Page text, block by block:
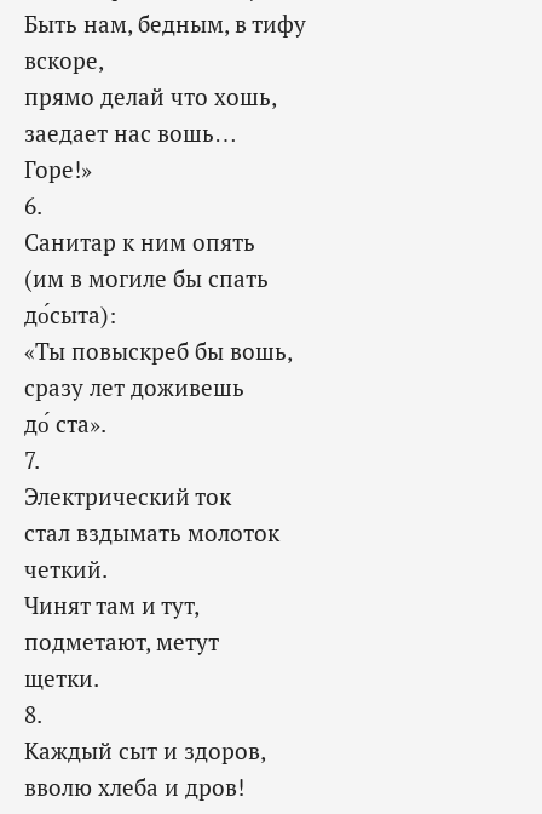
Быть нам, бедным, в тифу
вскоре,
прямо делай что хошь,
заедает нас вошь…
Горе!»
6.
Санитар к ним опять
(им в могиле бы спать
до́сыта):
«Ты повыскреб бы вошь,
сразу лет доживешь
до́ ста».
7.
Электрический ток
стал вздымать молоток
четкий.
Чинят там и тут,
подметают, метут
щетки.
8.
Каждый сыт и здоров,
вволю хлеба и дров!